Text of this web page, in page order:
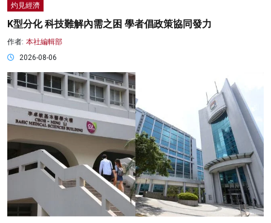
灼見經濟
K型分化 科技難解內需之困 學者倡政策協同發力
作者: 本社編輯部
2026-08-06